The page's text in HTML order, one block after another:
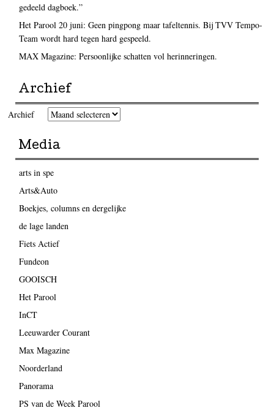
gedeeld dagboek.”
Het Parool 20 juni: Geen pingpong maar tafeltennis. Bij TVV Tempo-
Team wordt hard tegen hard gespeeld.
MAX Magazine: Persoonlijke schatten vol herinneringen.
Archief
Archief
Media
arts in spe
Arts&Auto
Boekjes, columns en dergelijke
de lage landen
Fiets Actief
Fundeon
GOOISCH
Het Parool
InCT
Leeuwarder Courant
Max Magazine
Noorderland
Panorama
PS van de Week Parool